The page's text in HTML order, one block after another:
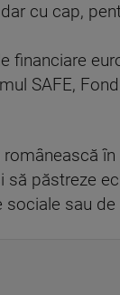
cu cap,
financiare
SAFE,
în
păstreze
sociale sau